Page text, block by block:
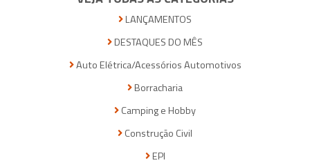
LANÇAMENTOS
DESTAQUES DO MÊS
Auto Elétrica/Acessórios Automotivos
Borracharia
Camping e Hobby
Construção Civil
EPI